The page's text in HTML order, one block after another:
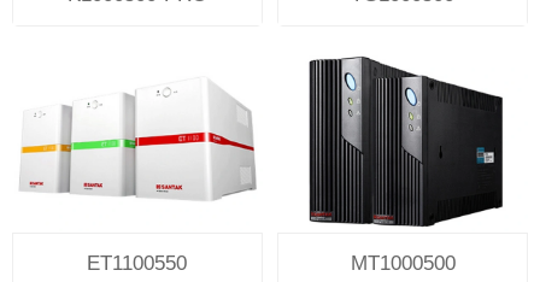
ET1100550 MT1000500